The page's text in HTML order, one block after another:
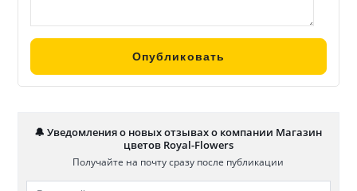
🔔 Уведомления о новых отзывах о компании Магазин
цветов Royal-Flowers
Получайте на почту сразу после публикации